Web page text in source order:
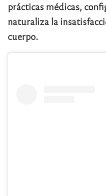
prácticas médicas,
naturaliza la
cuerpo.